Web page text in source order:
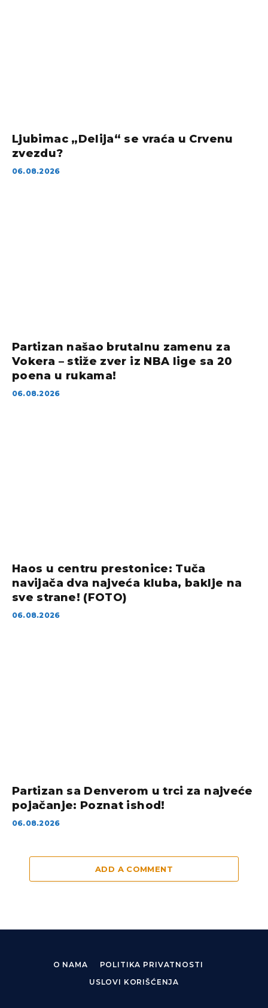
Ljubimac „Delija“ se vraća u Crvenu
zvezdu?
06.08.2026
Partizan našao brutalnu zamenu za
Vokera – stiže zver iz NBA lige sa 20
poena u rukama!
06.08.2026
Haos u centru prestonice: Tuča
navijača dva najveća kluba, baklje na
sve strane! (FOTO)
06.08.2026
Partizan sa Denverom u trci za najveće
pojačanje: Poznat ishod!
06.08.2026
ADD A COMMENT
O NAMA
POLITIKA PRIVATNOSTI
USLOVI KORIŠĆENJA